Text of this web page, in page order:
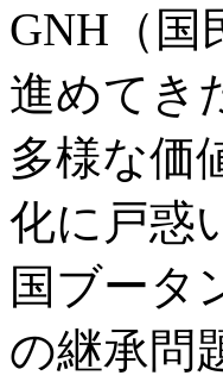
GNH（国
進めてき
多様な価
化に戸惑
国ブータ
の継承問